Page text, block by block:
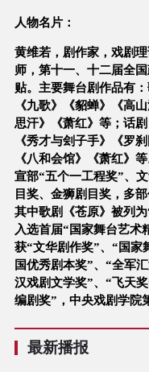
人物名片：
黄维若，剧作家，戏剧
师，第十一、十二届全
贴。主要舞台剧作品有
《九歌》《貂蝉》《高
思汗》《萧红》等；话
《秀才与刽子手》《罗
《八和会馆》《萧红》
宣部“五个一工程奖”、
目奖、金狮剧目奖，多
其中歌剧《苍原》被列
入选首届“国家舞台艺术
获“文华剧作奖”、“国家
国优秀剧本奖”、“全军
汉戏剧文学奖”、“飞天
编剧奖”，中央戏剧学院
最新播报